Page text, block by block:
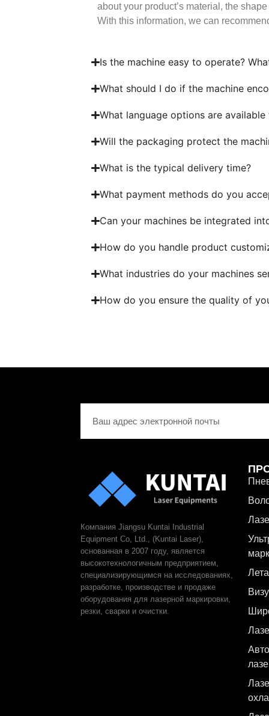
about your product’s material, the
With this information, we can
Is the machine easy to operate?
What should I do if the machine
What language options are
Will the packaging protect the
What is the typical delivery time?
What payment methods do you
Can your machines be integrated
How do you handle product
What industries do your machines
How do you ensure the quality of
Компания Jiangsu Kuntai Industrial
Equipment Co, Ltd., (Kuntai Laser),
основанная в 2007 году, является
высокотехнологичным предприятием,
специализирующимся на исследованиях,
разработке, производстве и продаже
оборудования для лазерной маркировки,
резки, сварки и очистки.